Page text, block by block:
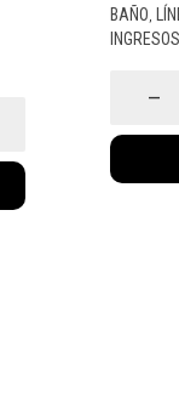
BAÑO,
INGRESOS
(1003Ne)
cantidad